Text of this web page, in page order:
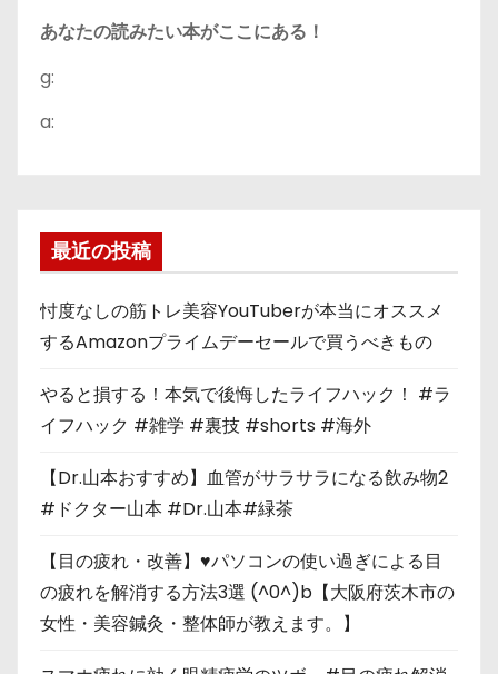
あなたの読みたい本がここにある！
g:
a:
最近の投稿
忖度なしの筋トレ美容YouTuberが本当にオススメ
するAmazonプライムデーセールで買うべきもの
やると損する！本気で後悔したライフハック！ #ラ
イフハック #雑学 #裏技 #shorts #海外
【Dr.山本おすすめ】血管がサラサラになる飲み物2
#ドクター山本 #Dr.山本#緑茶
【目の疲れ・改善】♥パソコンの使い過ぎによる目
の疲れを解消する方法3選 (^0^)b【大阪府茨木市の
女性・美容鍼灸・整体師が教えます。】